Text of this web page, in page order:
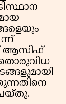
ആസിഫ്